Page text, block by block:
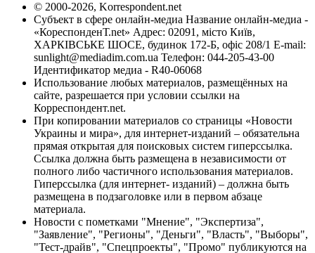
© 2000-2026, Korrespondent.net
Субъект в сфере онлайн-медиа Название онлайн-медиа -
«КореспонденТ.net» Адрес: 02091, місто Київ,
ХАРКІВСЬКЕ ШОСЕ, будинок 172-Б, офіс 208/1 E-mail:
sunlight@mediadim.com.ua Телефон: 044-205-43-00
Идентификатор медиа - R40-06068
Использование любых материалов, размещённых на
сайте, разрешается при условии ссылки на
Корреспондент.net.
При копировании материалов со страницы «Новости
Украины и мира», для интернет-изданий – обязательна
прямая открытая для поисковых систем гиперссылка.
Ссылка должна быть размещена в независимости от
полного либо частичного использования материалов.
Гиперссылка (для интернет- изданий) – должна быть
размещена в подзаголовке или в первом абзаце
материала.
Новости с пометками "Мнение", "Экспертиза",
"Заявление", "Регионы", "Деньги", "Власть", "Выборы",
"Тест-драйв", "Спецпроекты", "Промо" публикуются на